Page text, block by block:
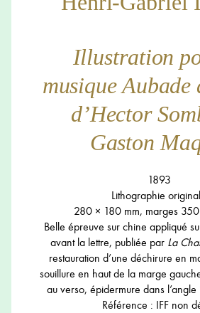
Illustration
musique
d’Hector
Gaston
1893
Lithographie
280 × 180 mm, marges
Belle épreuve sur chine appliqué
avant la lettre, publiée par La
restauration d’une déchirure en
souillure en haut de la marge
au verso, épidermure dans
Référence : IFF non